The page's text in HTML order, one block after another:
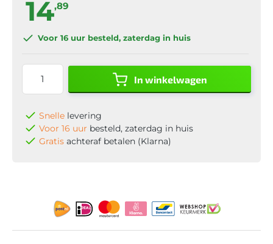
14,89
Voor 16 uur besteld, zaterdag in huis
In winkelwagen
Snelle levering
Voor 16 uur besteld, zaterdag in huis
Gratis achteraf betalen (Klarna)